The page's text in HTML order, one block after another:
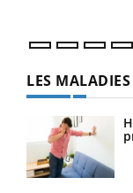
LES MALADIES